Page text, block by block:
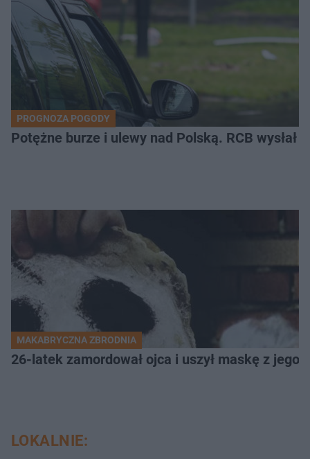
PROGNOZA POGODY
Potężne burze i ulewy nad Polską. RCB
MAKABRYCZNA ZBRODNIA
26-latek zamordował ojca i uszył maskę z
LOKALNIE: